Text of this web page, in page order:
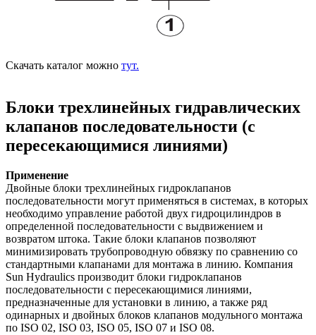
Скачать каталог можно тут.
Блоки трехлинейных гидравлических
клапанов последовательности (с
пересекающимися линиями)
Применение
Двойные блоки трехлинейных гидроклапанов
последовательности могут применяться в системах, в которых
необходимо управление работой двух гидроцилиндров в
определенной последовательности с выдвижением и
возвратом штока. Такие блоки клапанов позволяют
минимизировать трубопроводную обвязку по сравнению со
стандартными клапанами для монтажа в линию. Компания
Sun Hydraulics производит блоки гидроклапанов
последовательности с пересекающимися линиями,
предназначенные для установки в линию, а также ряд
одинарных и двойных блоков клапанов модульного монтажа
по ISO 02, ISO 03, ISO 05, ISO 07 и ISO 08.